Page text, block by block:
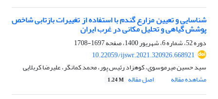
شناسایی و تعیین مزارع گندم با استفاده از تغییرات بازتابی شاخص
پوشش گیاهی و تحلیل مکانی در غرب ایران
دوره 52، شماره 6، شهریور 1400، صفحه
1697-1708
10.22059/ijswr.2021.320926.668921
سید حسین میرموسوی، کوهزاد رئیس پور، محمد کمانگر، علیرضا کربلایی
مشاهده مقاله
اصل مقاله 1.24 M